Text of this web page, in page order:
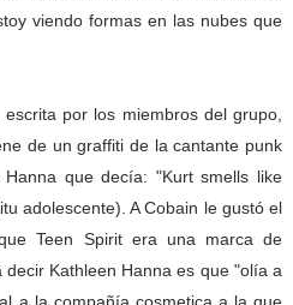
viendo formas en las nubes que
por los miembros del grupo,
de un graffiti de la cantante punk
que decía: "Kurt smells like
adolescente). A Cobain le gustó el
Teen Spirit era una marca de
Kathleen Hanna es que "olía a